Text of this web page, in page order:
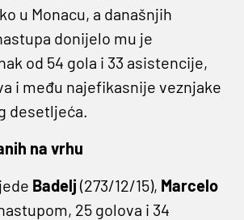
u Monacu, a današnjih
donijelo mu je
od 54 gola i 33 asistencije,
i među najefikasnije veznjake
desetljeća.
na vrhu
Badelj (273/12/15), Marcelo
25 golova i 34